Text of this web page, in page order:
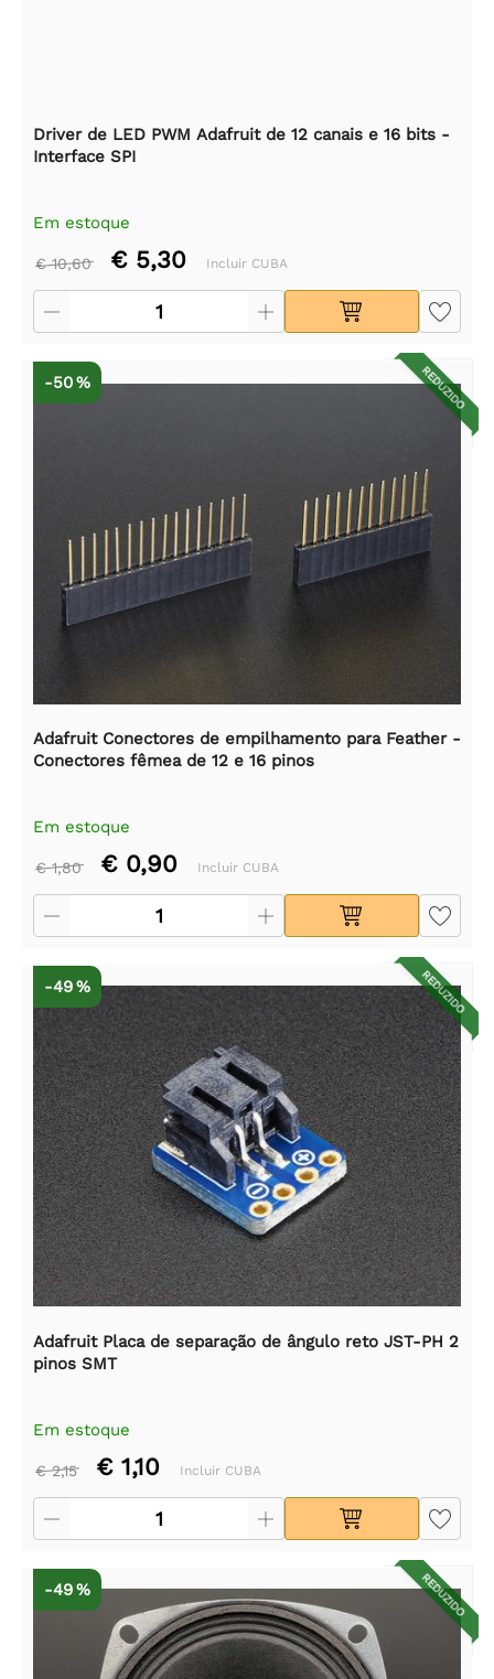
Driver de LED PWM Adafruit de 12 canais e 16 bits -
Interface SPI
Em estoque
€ 10,60 € 5,30 Incluir CUBA
REDUZIDO
-50 %
Adafruit Conectores de empilhamento para Feather -
Conectores fêmea de 12 e 16 pinos
Em estoque
€ 1,80 € 0,90 Incluir CUBA
REDUZIDO
-49 %
Adafruit Placa de separação de ângulo reto JST-PH 2
pinos SMT
Em estoque
€ 2,15 € 1,10 Incluir CUBA
REDUZIDO
-49 %